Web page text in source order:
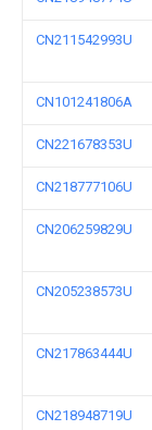
CN211542993U
CN101241806A
CN221678353U
CN218777106U
CN206259829U
CN205238573U
CN217863444U
CN218948719U